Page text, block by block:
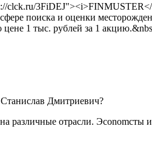
clck.ru/
поиска и оценки
1 тыс. рублей за 1
Дмитриевич?
различные отрасли. Эconomсты